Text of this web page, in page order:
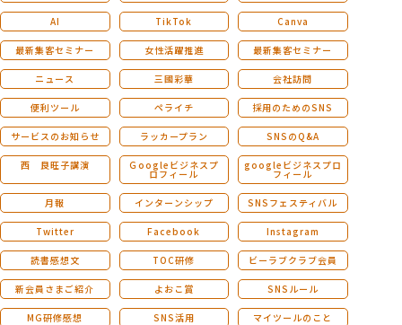
AI TikTok Canva
最新集客セミナー 女性活躍推進 最新集客セミナー
ニュース 三國彩華 会社訪問
便利ツール ペライチ 採用のためのSNS
サービスのお知らせ ラッカープラン SNSのQ&A
西 良旺子講演 Ｇoogleビジネスプ
ロフィール
googleビジネスプロ
フィール
月報 インターンシップ SNSフェスティバル
Twitter Facebook Instagram
読書感想文 TOC研修 ビーラブクラブ会員
新会員さまご紹介 よおこ賞 SNSルール
MG研修感想 SNS活用 マイツールのこと